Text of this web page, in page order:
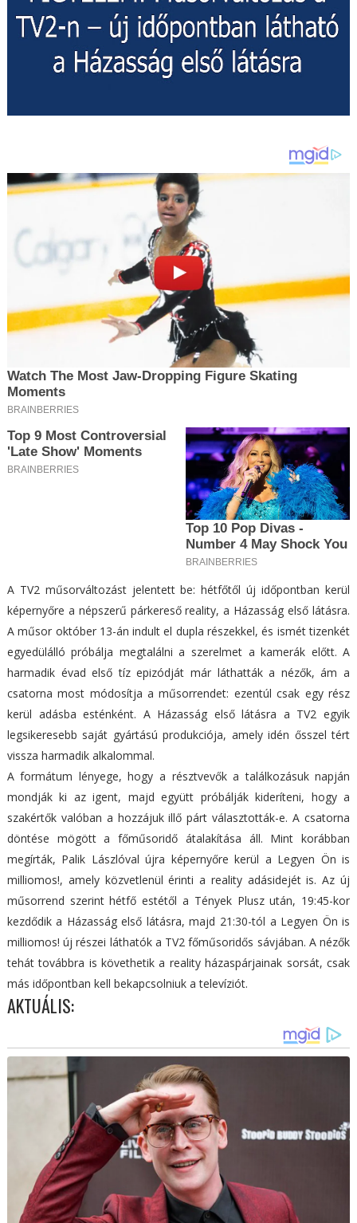
A TV2 műsorváltozást jelentett be: hétfőtől új időpontban kerül
képernyőre a népszerű párkereső reality, a Házasság első látásra.
A műsor október 13-án indult el dupla részekkel, és ismét tizenkét
egyedülálló próbálja megtalálni a szerelmet a kamerák előtt. A
harmadik évad első tíz epizódját már láthatták a nézők, ám a
csatorna most módosítja a műsorrendet: ezentúl csak egy rész
kerül adásba esténként. A Házasság első látásra a TV2 egyik
legsikeresebb saját gyártású produkciója, amely idén ősszel tért
vissza harmadik alkalommal.
A formátum lényege, hogy a résztvevők a találkozásuk napján
mondják ki az igent, majd együtt próbálják kideríteni, hogy a
szakértők valóban a hozzájuk illő párt választották-e. A csatorna
döntése mögött a főműsoridő átalakítása áll. Mint korábban
megírták, Palik Lászlóval újra képernyőre kerül a Legyen Ön is
milliomos!, amely közvetlenül érinti a reality adásidejét is. Az új
műsorrend szerint hétfő estétől a Tények Plusz után, 19:45-kor
kezdődik a Házasság első látásra, majd 21:30-tól a Legyen Ön is
milliomos! új részei láthatók a TV2 főműsoridős sávjában. A nézők
tehát továbbra is követhetik a reality házaspárjainak sorsát, csak
más időpontban kell bekapcsolniuk a televíziót.
AKTUÁLIS: